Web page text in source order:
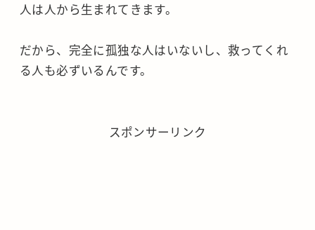
人は人から生まれてきます。
だから、完全に孤独な人はいないし、救ってくれ
る人も必ずいるんです。
スポンサーリンク